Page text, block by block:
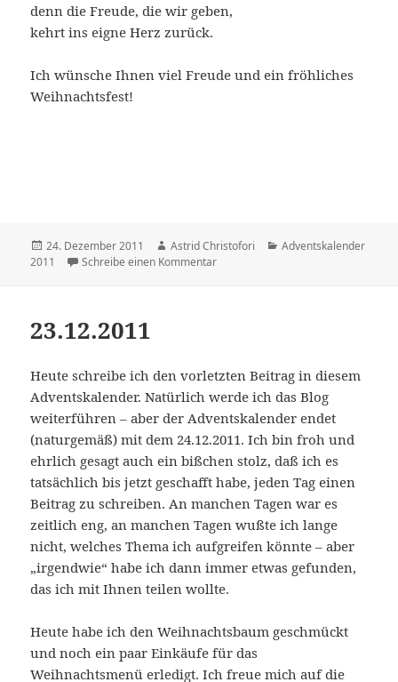
denn die Freude, die wir geben,
kehrt ins eigne Herz zurück.
Ich wünsche Ihnen viel Freude und ein fröhliches
Weihnachtsfest!
Veröffentlicht
am
24. Dezember 2011 Autor
Astrid Christofori Kategorien
Adventskalender
2011
Schreibe einen Kommentar
23.12.2011
Heute schreibe ich den vorletzten Beitrag in diesem
Adventskalender. Natürlich werde ich das Blog
weiterführen – aber der Adventskalender endet
(naturgemäß) mit dem 24.12.2011. Ich bin froh und
ehrlich gesagt auch ein bißchen stolz, daß ich es
tatsächlich bis jetzt geschafft habe, jeden Tag einen
Beitrag zu schreiben. An manchen Tagen war es
zeitlich eng, an manchen Tagen wußte ich lange
nicht, welches Thema ich aufgreifen könnte – aber
„irgendwie“ habe ich dann immer etwas gefunden,
das ich mit Ihnen teilen wollte.
Heute habe ich den Weihnachtsbaum geschmückt
und noch ein paar Einkäufe für das
Weihnachtsmenü erledigt. Ich freue mich auf die